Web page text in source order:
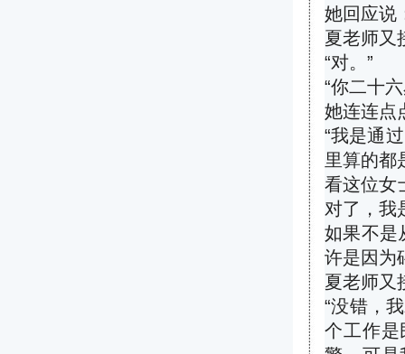
她回应说
夏老师又
“对。”
“你二十
她连连点
“我是通
里算的都
看这位女
对了，我
如果不是
许是因为
夏老师又
“没错，
个工作是